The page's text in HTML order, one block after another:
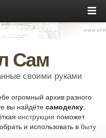
Сам
своими руками
огромный архив разного
вы найдёте самоделку
инструкция поможет
и использовать в быту